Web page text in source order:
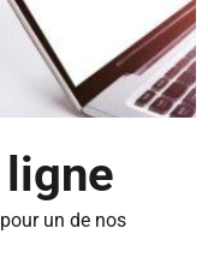
un de nos